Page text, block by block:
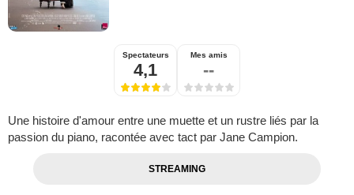
Spectateurs
4,1
Mes amis
--
Une histoire d'amour entre une muette et un rustre liés par la
passion du piano, racontée avec tact par Jane Campion.
STREAMING